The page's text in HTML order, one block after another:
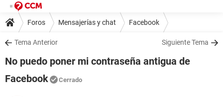
Foros Mensajerías y chat Facebook
Tema Anterior Siguiente Tema
No puedo poner mi contraseña antigua de
Facebook
Cerrado